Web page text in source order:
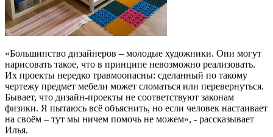
«Большинство дизайнеров – молодые художники. Они могут
нарисовать такое, что в принципе невозможно реализовать.
Их проекты нередко травмоопасны: сделанный по такому
чертежу предмет мебели может сломаться или перевернуться.
Бывает, что дизайн-проекты не соответствуют законам
физики. Я пытаюсь всё объяснить, но если человек настаивает
на своём – тут мы ничем помочь не можем», - рассказывает
Илья.